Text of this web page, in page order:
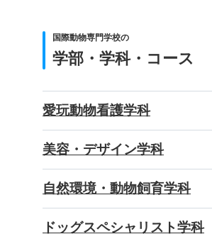
国際動物専門学校の
学部・学科・コース
愛玩動物看護学科
美容・デザイン学科
自然環境・動物飼育学科
ドッグスペシャリスト学科